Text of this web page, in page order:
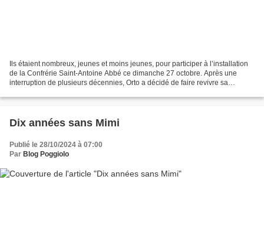
Ils étaient nombreux, jeunes et moins jeunes, pour participer à l’installation
de la Confrérie Saint-Antoine Abbé ce dimanche 27 octobre. Après une
interruption de plusieurs décennies, Orto a décidé de faire revivre sa
Dix années sans Mimi
Publié le 28/10/2024 à 07:00
Par Blog Poggiolo